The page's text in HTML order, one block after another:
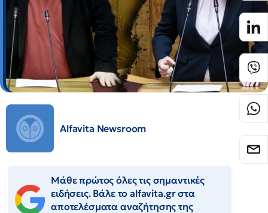
Alfavita Newsroom
Μάθε πρώτος όλες τις σημαντικές
ειδήσεις. Βάλε το alfavita.gr στα
αποτελέσματα αναζήτησης της